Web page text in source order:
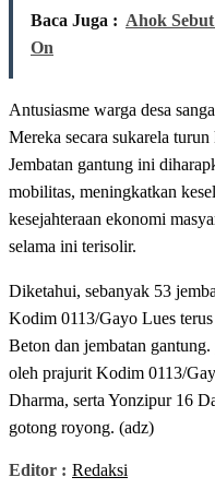
Baca Juga : Ahok
On
Antusiasme warga desa
Mereka secara sukarela
Jembatan gantung ini
mobilitas, meningkatkan
kesejahteraan ekonomi
selama ini terisolir.
Diketahui, sebanyak 53
Kodim 0113/Gayo Lues
Beton dan jembatan
oleh prajurit Kodim 0113/
Dharma, serta Yonzipur 16
gotong royong. (adz)
Editor : Redaksi